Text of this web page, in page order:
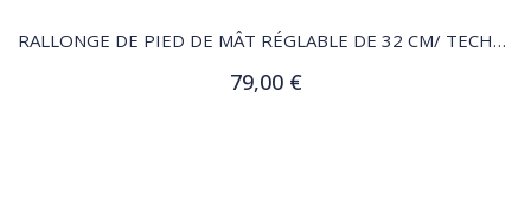
RALLONGE DE PIED DE MÂT RÉGLABLE DE 32 CM/ TECHNO 293 OD
79,00 €
Ajouter au panier